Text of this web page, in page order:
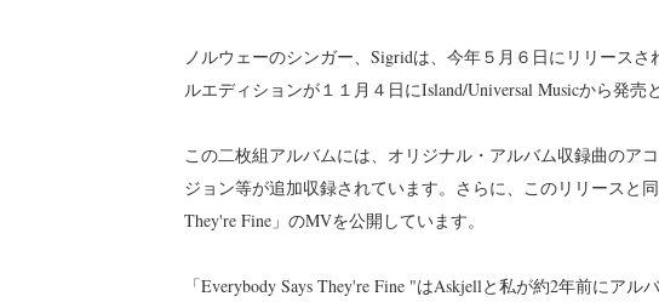
ノルウェーのシンガー、Sigridは、今年５月６日にリリース
ルエディションが１１月４日にIsland/Universal Musicから発売
この二枚組アルバムには、オリジナル・アルバム収録曲のア
ジョン等が追加収録されています。さらに、このリリースと
They're Fine」のMVを公開しています。
「Everybody Says They're Fine "はAskjellと私が約2年前にア